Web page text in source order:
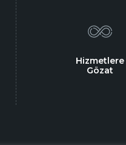
Hizmetlere
Gözat